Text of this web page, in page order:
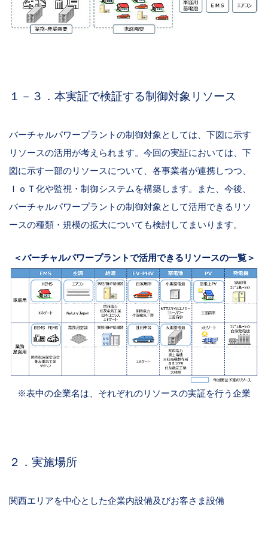
１－３．本実証で検証する制御対象リソース
バーチャルパワープラントの制御対象としては、下図に示す
リソースの活用が考えられます。今回の実証においては、下
図に示す一部のリソースについて、各事業者が連携しつつ、
ＩｏＴ化や監視・制御システムを構築します。また、今後、
バーチャルパワープラントの制御対象として活用できるリソ
ースの種類・規模の拡大についても検討してまいります。
＜バーチャルパワープラントで活用できるリソースの一覧＞
※表中の企業名は、それぞれのリソースの実証を行う企業
２．実施場所
関西エリアを中心とした企業内設備及びお客さま設備